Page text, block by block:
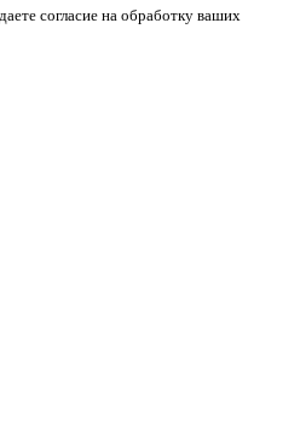
согласие на обработку ваших